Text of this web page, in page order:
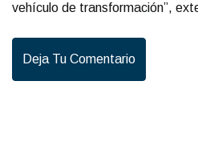
vehículo de transformación”,
Deja Tu Comentario